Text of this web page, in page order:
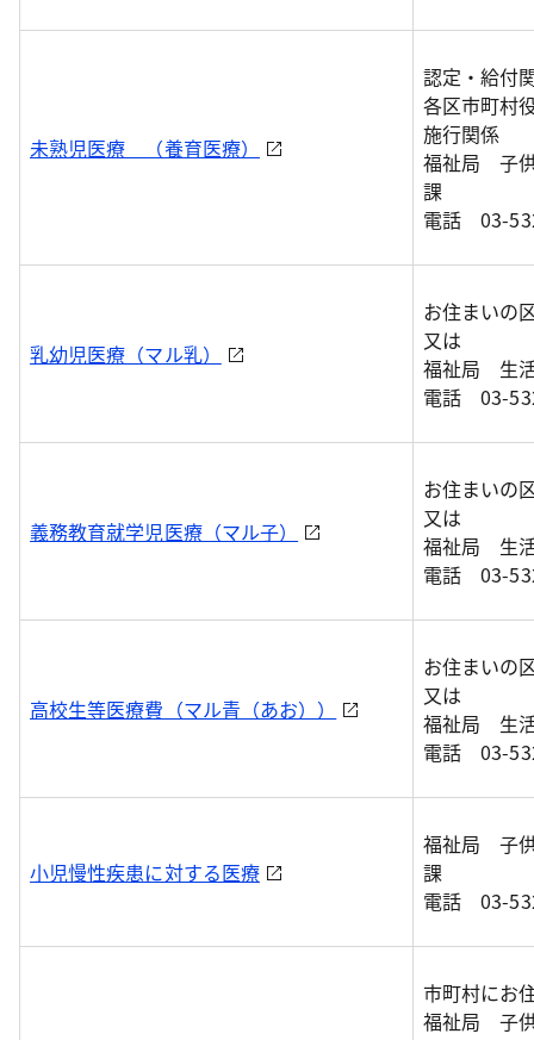
未熟児医療 （養育医療）
認定・給付
各区市町村
施行関係
福祉局 子
課
電話 03-
乳幼児医療（マル乳）
お住まいの
又は
福祉局 生
電話 03-
義務教育就学児医療（マル子）
お住まいの
又は
福祉局 生
電話 03-
高校生等医療費（マル青（あお））
お住まいの
又は
福祉局 生
電話 03-
小児慢性疾患に対する医療
福祉局 子
課
電話 03-
市町村にお
福祉局 子